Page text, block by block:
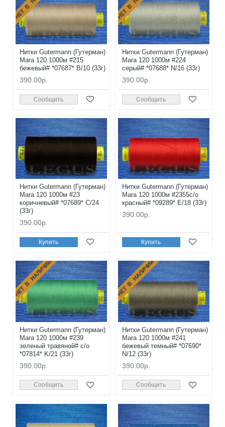
Нитки Gutermann (Гутерман)
Mara 120 1000м #215
бежевый# *07687* B/10 (33г)
390.00р.
Сообщить
Нитки Gutermann (Гутерман)
Mara 120 1000м #224
серый# *07688* N/16 (33г)
390.00р.
Сообщить
Нитки Gutermann (Гутерман)
Mara 120 1000м #23
коричневый# *07689* C/24
(33г)
390.00р.
Купить
Нитки Gutermann (Гутерман)
Mara 120 1000м #2355с/о
красный# *09289* E/18 (33г)
390.00р.
Купить
НЕТ В НАЛИЧИИ
Нитки Gutermann (Гутерман)
Mara 120 1000м #239
зеленый травяной# с/о
*07814* K/21 (33г)
390.00р.
Сообщить
НЕТ В НАЛИЧИИ
Нитки Gutermann (Гутерман)
Mara 120 1000м #241
бежевый темный# *07690*
N/12 (33г)
390.00р.
Сообщить